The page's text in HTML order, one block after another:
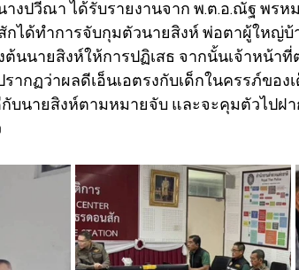
างปวีณา ได้รับรายงานจาก พ.ต.อ.ณัฐ พรห
กได้ทำการจับกุมตัวนายสิงห์ พ่อตาผู้ใหญ่
ต้นนายสิงห์ให้การปฏิเสธ จากนั้นเจ้าหน้าที่
รากฏว่าผลดีเอ็นเอตรงกับเด็กในครรภ์ขอ
บนายสิงห์ตามหมายจับ และจะคุมตัวไปฝา